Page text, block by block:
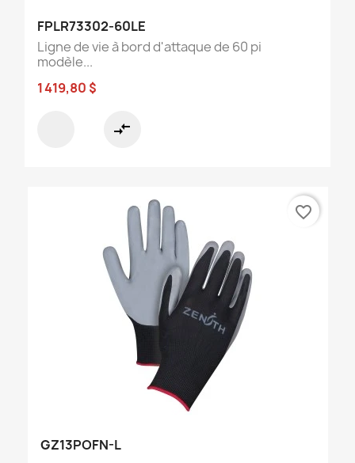
FPLR73302-60LE
Ligne de vie à bord d'attaque de 60 pi
modèle...
1 419,80 $
compare_arrows
GZ13POFN-L
favorite_border